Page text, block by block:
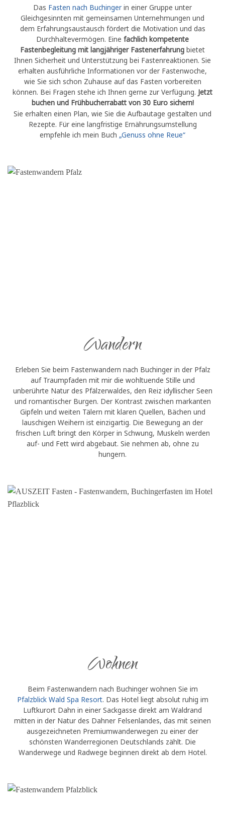
Das Fasten nach Buchinger in einer Gruppe unter
Gleichgesinnten mit gemeinsamen Unternehmungen und
dem Erfahrungsaustausch fördert die Motivation und das
Durchhaltevermögen. Eine fachlich kompetente
Fastenbegleitung mit langjähriger Fastenerfahrung bietet
Ihnen Sicherheit und Unterstützung bei Fastenreaktionen. Sie
erhalten ausführliche Informationen vor der Fastenwoche,
wie Sie sich schon Zuhause auf das Fasten vorbereiten
können. Bei Fragen stehe ich Ihnen gerne zur Verfügung. Jetzt
buchen und Frühbucherrabatt von 30 Euro sichern!
Sie erhalten einen Plan, wie Sie die Aufbautage gestalten und
Rezepte. Für eine langfristige Ernährungsumstellung
empfehle ich mein Buch „Genuss ohne Reue“
Wandern
Erleben Sie beim Fastenwandern nach Buchinger in der Pfalz
auf Traumpfaden mit mir die wohltuende Stille und
unberührte Natur des Pfälzerwaldes, den Reiz idyllischer Seen
und romantischer Burgen. Der Kontrast zwischen markanten
Gipfeln und weiten Tälern mit klaren Quellen, Bächen und
lauschigen Weihern ist einzigartig. Die Bewegung an der
frischen Luft bringt den Körper in Schwung, Muskeln werden
auf- und Fett wird abgebaut. Sie nehmen ab, ohne zu
hungern.
Wohnen
Beim Fastenwandern nach Buchinger wohnen Sie im
Pfalzblick Wald Spa Resort. Das Hotel liegt absolut ruhig im
Luftkurort Dahn in einer Sackgasse direkt am Waldrand
mitten in der Natur des Dahner Felsenlandes, das mit seinen
ausgezeichneten Premiumwanderwegen zu einer der
schönsten Wanderregionen Deutschlands zählt. Die
Wanderwege und Radwege beginnen direkt ab dem Hotel.